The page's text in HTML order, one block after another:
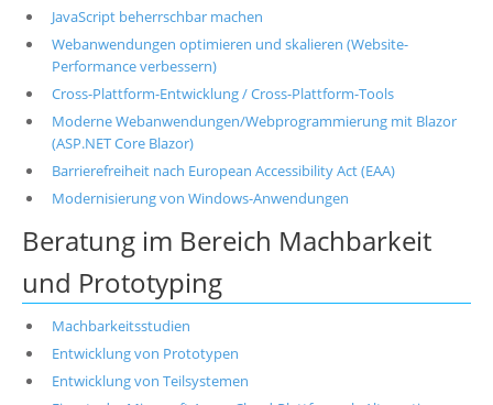
JavaScript beherrschbar machen
Webanwendungen optimieren und skalieren (Website-
Performance verbessern)
Cross-Plattform-Entwicklung / Cross-Plattform-Tools
Moderne Webanwendungen/Webprogrammierung mit Blazor
(ASP.NET Core Blazor)
Barrierefreiheit nach European Accessibility Act (EAA)
Modernisierung von Windows-Anwendungen
Beratung im Bereich Machbarkeit
und Prototyping
Machbarkeitsstudien
Entwicklung von Prototypen
Entwicklung von Teilsystemen